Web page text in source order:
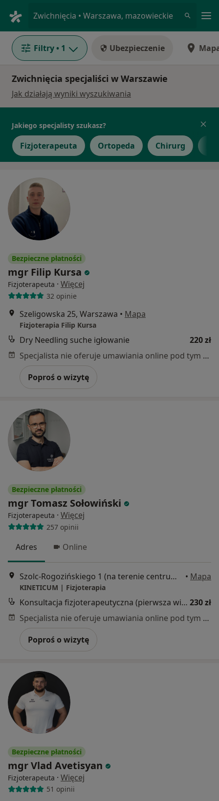
Zwichnięcia • Warszawa, mazowieckie
Filtry • 1 Ubezpieczenie
Zwichnięcia specjaliści w Warszawie
Jak działają wyniki wyszukiwania
Jakiego specjalisty szukasz?
Fizjoterapeuta Ortopeda Chirurg
Bezpieczne płatności
mgr Filip Kursa
Fizjoterapeuta · Więcej
32 opinie
Szeligowska 25, Warszawa • Mapa
Fizjoterapia Filip Kursa
Dry Needling suche igłowanie
220 zł
Specjalista nie oferuje umawiania online pod tym adresem.
Poproś o wizytę
Bezpieczne płatności
mgr Tomasz Sołowiński
Fizjoterapeuta · Więcej
257 opinii
Adres Online
Szolc-Rogozińskiego 1 (na terenie centrum treningowego Body Support), Warszawa • Mapa
KINETICUM | Fizjoterapia
Konsultacja fizjoterapeutyczna (pierwsza wizyta) 230 zł
Specjalista nie oferuje umawiania online pod tym adresem.
Poproś o wizytę
Bezpieczne płatności
mgr Vlad Avetisyan
Fizjoterapeuta · Więcej
51 opinii